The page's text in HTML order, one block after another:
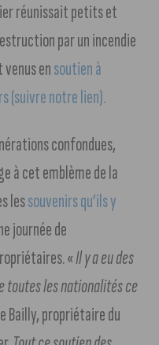
réunissait petits et
par un incendie
ensoutien à
(suivre notre lien).
confondues,
à cet emblème de la
lessouvenirs qu’ils y
journée de
«Il y a eu des
toutes les nationalités ce
Bailly, propriétaire du